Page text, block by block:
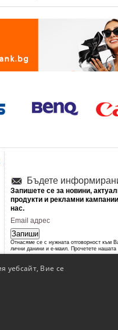
Бъдете
Запишете се за новини,
продукти и рекламни
нас.
Запиши
Отнасяме се с нужната отговорност към
лични данини и е-маил. Прочетете нашата
политика за сигурност.
уебсайт, Вие се